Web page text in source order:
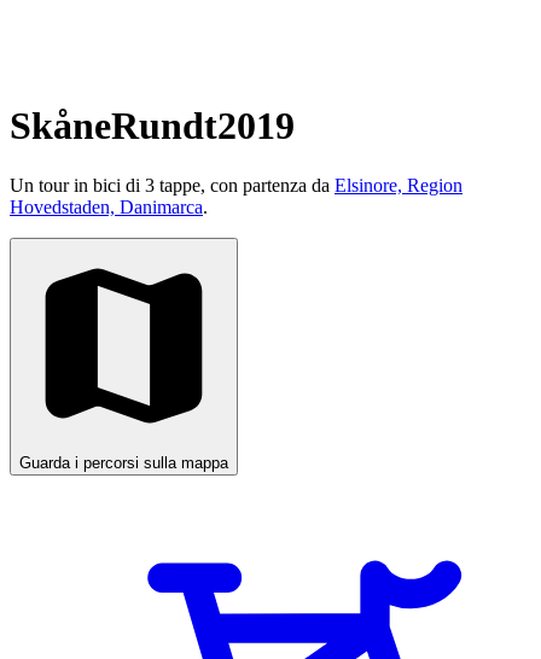
SkåneRundt2019
Un tour in bici di 3 tappe, con partenza da Elsinore, Region
Hovedstaden, Danimarca.
Guarda i percorsi sulla mappa